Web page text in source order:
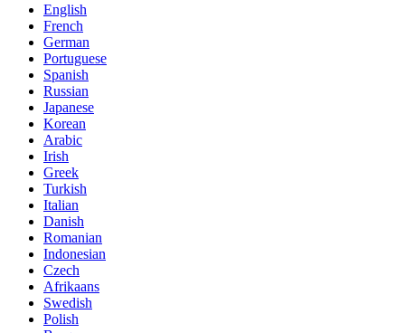
English
French
German
Portuguese
Spanish
Russian
Japanese
Korean
Arabic
Irish
Greek
Turkish
Italian
Danish
Romanian
Indonesian
Czech
Afrikaans
Swedish
Polish